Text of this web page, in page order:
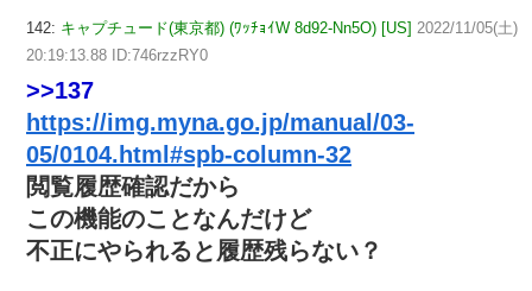
142: キャプチュード(東京都) (ﾜｯﾁｮｲW 8d92-Nn5O) [US] 2022/11/05(土)
20:19:13.88 ID:746rzzRY0
>>137
https://img.myna.go.jp/manual/03-
05/0104.html#spb-column-32
閲覧履歴確認だから
この機能のことなんだけど
不正にやられると履歴残らない？